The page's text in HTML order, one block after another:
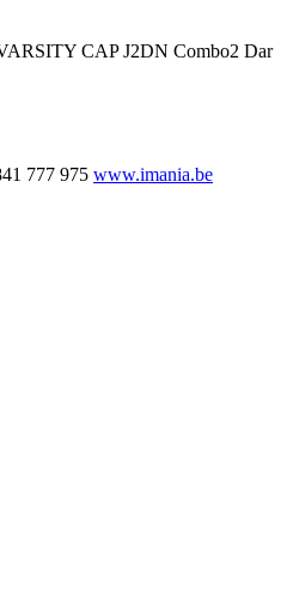
777 975 www.imania.be